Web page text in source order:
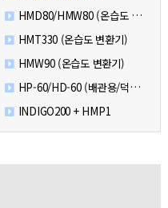
HMD80/HMW80 (온습도 변환기)
HMT330 (온습도 변환기)
HMW90 (온습도 변환기)
HP-60/HD-60 (배관용/덕트용 온도 변환기)
INDIGO200 + HMP1